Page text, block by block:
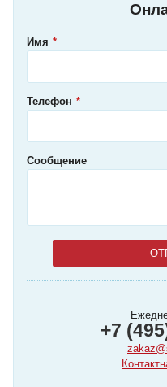
Имя
Телефон
Сообщение
+7